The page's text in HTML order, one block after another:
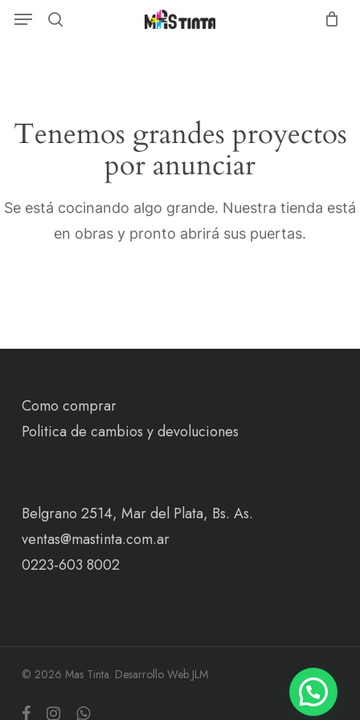
SkipMenu
Tenemos grandes proyectos
por anunciar
Se está cocinando algo grande. Nuestra tienda está
en obras y pronto abrirá sus puertas.
Como comprar
Politica de cambios y devoluciones
Belgrano 2514, Mar del Plata, Bs. As.
ventas@mastinta.com.ar
0223-603 8002
© 2026 Mas Tinta. Desarrollo Web JLM
facebookinstagramwhatsapp
Menu